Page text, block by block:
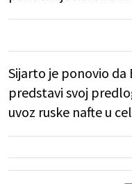
Sijarto je ponovio da
predstavi svoj
uvoz ruske nafte u